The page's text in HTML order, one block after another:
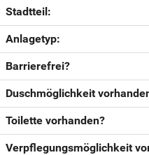
Stadtteil:
Anlagetyp:
Barrierefrei?
Duschmöglichkeit
Toilette vorhanden?
Verpflegungsmöglichkeit